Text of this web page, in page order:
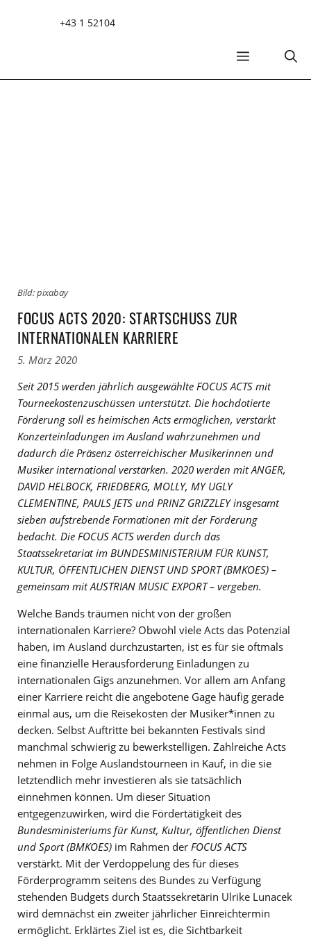
+43 1 52104
MENÜ
Bild: pixabay
FOCUS ACTS 2020: STARTSCHUSS ZUR
INTERNATIONALEN KARRIERE
5. März 2020
Seit 2015 werden jährlich ausgewählte FOCUS ACTS mit
Tourneekostenzuschüssen unterstützt. Die hochdotierte
Förderung soll es heimischen Acts ermöglichen, verstärkt
Konzerteinladungen im Ausland wahrzunehmen und
dadurch die Präsenz österreichischer Musikerinnen und
Musiker international verstärken. 2020 werden mit ANGER,
DAVID HELBOCK, FRIEDBERG, MOLLY, MY UGLY
CLEMENTINE, PAULS JETS und PRINZ GRIZZLEY insgesamt
sieben aufstrebende Formationen mit der Förderung
bedacht. Die FOCUS ACTS werden durch das
Staatssekretariat im BUNDESMINISTERIUM FÜR KUNST,
KULTUR, ÖFFENTLICHEN DIENST UND SPORT (BMKOES) –
gemeinsam mit AUSTRIAN MUSIC EXPORT – vergeben.
Welche Bands träumen nicht von der großen
internationalen Karriere? Obwohl viele Acts das Potenzial
haben, im Ausland durchzustarten, ist es für sie oftmals
eine finanzielle Herausforderung Einladungen zu
internationalen Gigs anzunehmen. Vor allem am Anfang
einer Karriere reicht die angebotene Gage häufig gerade
einmal aus, um die Reisekosten der Musiker*innen zu
decken. Selbst Auftritte bei bekannten Festivals sind
manchmal schwierig zu bewerkstelligen. Zahlreiche Acts
nehmen in Folge Auslandstourneen in Kauf, in die sie
letztendlich mehr investieren als sie tatsächlich
einnehmen können. Um dieser Situation
entgegenzuwirken, wird die Fördertätigkeit des
Bundesministeriums für Kunst, Kultur, öffentlichen Dienst
und Sport (BMKOES) im Rahmen der FOCUS ACTS
verstärkt. Mit der Verdoppelung des für dieses
Förderprogramm seitens des Bundes zu Verfügung
stehenden Budgets durch Staatssekretärin Ulrike Lunacek
wird demnächst ein zweiter jährlicher Einreichtermin
ermöglicht. Erklärtes Ziel ist es, die Sichtbarkeit